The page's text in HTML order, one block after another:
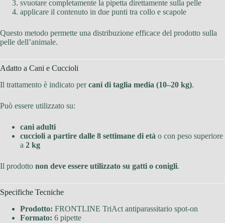
svuotare completamente la pipetta direttamente sulla pelle
applicare il contenuto in due punti tra collo e scapole
Questo metodo permette una distribuzione efficace del prodotto sulla
pelle dell’animale.
Adatto a Cani e Cuccioli
Il trattamento è indicato percani di taglia media (10–20 kg).
Può essere utilizzato su:
cani adulti
cuccioli a partire dalle 8 settimane di età o con peso superiore
a 2 kg
Il prodotto non deve essere utilizzato su gatti o conigli.
Specifiche Tecniche
Prodotto: FRONTLINE TriAct antiparassitario spot-on
Formato: 6 pipette